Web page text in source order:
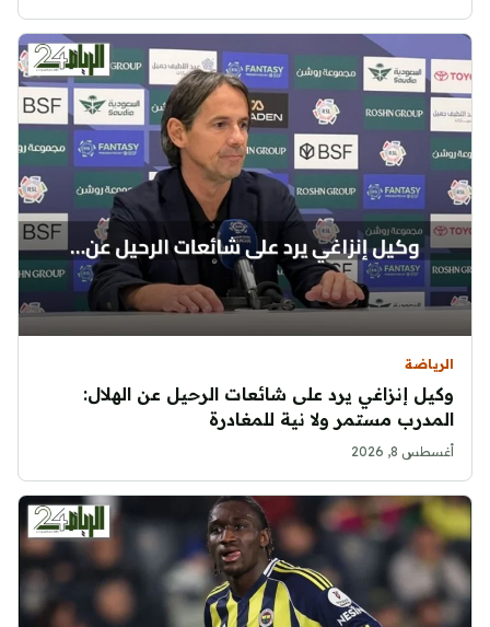
الرياضة
وكيل إنزاغي يرد على شائعات الرحيل عن الهلال:
المدرب مستمر ولا نية للمغادرة
أغسطس 8, 2026